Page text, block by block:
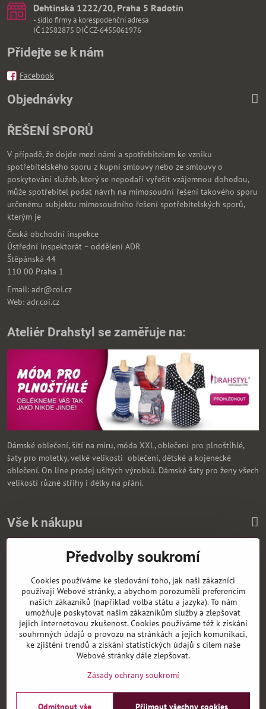
Dehtínská 1222/20, Praha 5 Radotín
- sídlo firmy a korespodenční adresa
IČ 12582875 DIČ CZ-6455061976
Přidejte se k nám
Facebook
Objednávky
ŘEŠENÍ SPORŮ
V případě, že dojde mezi námi a spotřebitelem ke vzniku
spotřebitelského sporu z kupní smlouvy nebo ze smlouvy o
poskytování služeb, který se nepodaří vyřešit vzájemnou dohodou,
může spotřebitel podat návrh na mimosoudní řešení takového sporu
určenému subjektu mimosoudního řešení spotřebitelských sporů,
kterým je
Česká obchodní inspekce
Ústřední inspektorát – oddělení ADR
Štěpánská 44
110 00 Praha 1
Email: adr@coi.cz
Web: adr.coi.cz
Ateliér Drahstyl se zaměřuje na:
Dámské oblečení, šítí na míru, móda XXL, oblečení pro plnoštíhlé,
šaty pro moletky, velké velikosti oblečení, dětské a kojenecké
oblečení. On line prodej ušitých výrobků. Dámské šaty pro ženy všech
velikostí různé střihy i délky na přání.
Vše k nákupu
Zasíláme i na SlovenskoPředvolby soukromí
Cookies používáme ke sledování toho, jak naši zákazníci
používají Webové stránky, a abychom porozuměli preferencím
našich zákazníků (například volba státu a jazyka). To nám
umožňuje poskytovat našim zákazníkům služby a zlepšovat
jejich internetovou zkušenost. Cookies používáme též k získání
souhrnných údajů o provozu na stránkách a jejich komunikaci,
ke zjištění trendů a získání statistických údajů s cílem naše
Webové stránky dále zlepšovat.
Zásady ochrany soukromí
Přijmout všechny cookies
Odmítnout vše